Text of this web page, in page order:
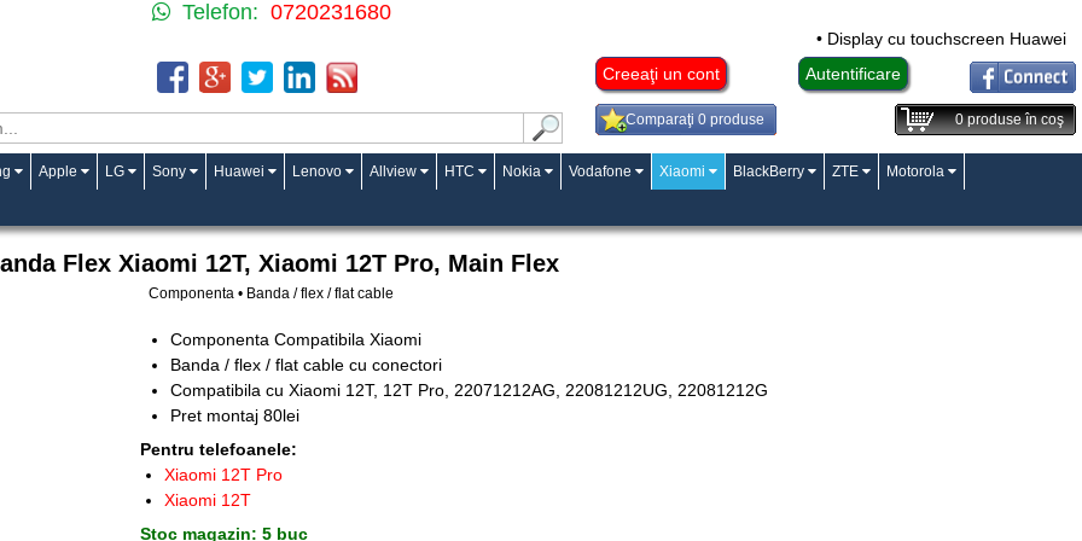
Telefon: 0720231680
• Display cu touchscreen Huawei
Creeaţi un cont
Autentificare
Comparaţi 0 produse 0produse în coş
Apple LG Sony Huawei Lenovo Allview HTC Nokia Vodafone Xiaomi BlackBerry ZTE Motorola
Flex Xiaomi 12T, Xiaomi 12T Pro, Main Flex
Componenta • Banda / flex / flat cable
Componenta Compatibila Xiaomi
Banda / flex / flat cable cu conectori
Compatibila cu Xiaomi 12T, 12T Pro, 22071212AG, 22081212UG, 22081212G
Pret montaj 80lei
Pentru telefoanele:
Xiaomi 12T Pro
Xiaomi 12T
Stoc magazin: 5 buc